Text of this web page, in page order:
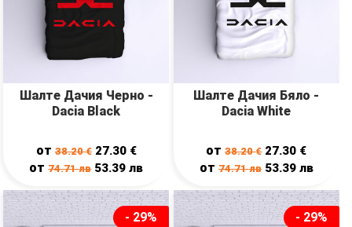
Шалте Дачия Черно -
Dacia Black
от38.20€ 27.30 €
от74.71лв 53.39лв
Шалте Дачия Бяло -
Dacia White
от38.20€ 27.30 €
от 74.71лв 53.39 лв
- 29% - 29%